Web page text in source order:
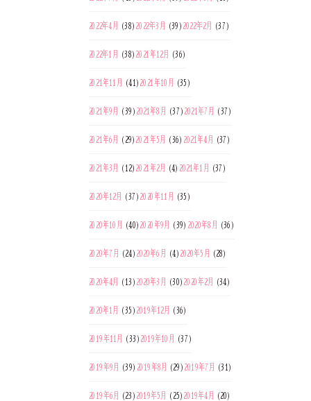
2022年4月 (38) 2022年3月 (39) 2022年2月 (37)
2022年1月 (38) 2021年12月 (36)
2021年11月 (41) 2021年10月 (35)
2021年9月 (39) 2021年8月 (37) 2021年7月 (37)
2021年6月 (29) 2021年5月 (36) 2021年4月 (37)
2021年3月 (12) 2021年2月 (4) 2021年1月 (37)
2020年12月 (37) 2020年11月 (35)
2020年10月 (40) 2020年9月 (39) 2020年8月 (36)
2020年7月 (24) 2020年6月 (4) 2020年5月 (28)
2020年4月 (13) 2020年3月 (30) 2020年2月 (34)
2020年1月 (35) 2019年12月 (36)
2019年11月 (33) 2019年10月 (37)
2019年9月 (39) 2019年8月 (29) 2019年7月 (31)
2019年6月 (23) 2019年5月 (25) 2019年4月 (20)